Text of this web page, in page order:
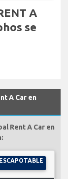
A
se
A Car en
Rent A Car en